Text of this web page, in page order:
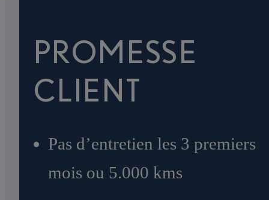
PROMESSE
CLIENT
Pas d’entretien les 3 premiers
mois ou 5.000 kms